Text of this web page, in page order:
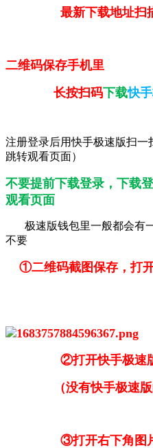
最新下载地址扫描
二维码保存手机里
长按扫码下载快
注册登录后用快手极速版扫
跳转观看页面）
不要提前下载登录，下载
观看页面
极速版钱包里一般都会有
不要
①二维码截图保存，打
②打开快手极速版
（没有快手极速版的
③打开右下角图片